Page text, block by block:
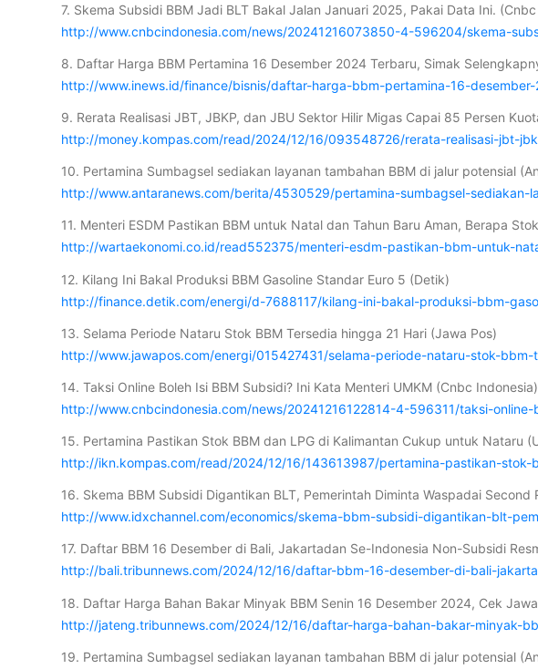
7. Skema Subsidi BBM Jadi BLT Bakal Jalan Januari 2025, Pakai Data Ini.
http://www.cnbcindonesia.com/news/20241216073850-4-596204/skema-
8. Daftar Harga BBM Pertamina 16 Desember 2024 Terbaru, Simak
http://www.inews.id/finance/bisnis/daftar-harga-bbm-pertamina-16-
9. Rerata Realisasi JBT, JBKP, dan JBU Sektor Hilir Migas Capai 85 Persen
http://money.kompas.com/read/2024/12/16/093548726/rerata-realisasi-jbt-
10. Pertamina Sumbagsel sediakan layanan tambahan BBM di jalur potensial
http://www.antaranews.com/berita/4530529/pertamina-sumbagsel-sediakan-
11. Menteri ESDM Pastikan BBM untuk Natal dan Tahun Baru Aman, Berapa
http://wartaekonomi.co.id/read552375/menteri-esdm-pastikan-bbm-untuk-
12. Kilang Ini Bakal Produksi BBM Gasoline Standar Euro 5 (Detik)
http://finance.detik.com/energi/d-7688117/kilang-ini-bakal-produksi-bbm-
13. Selama Periode Nataru Stok BBM Tersedia hingga 21 Hari (Jawa Pos)
http://www.jawapos.com/energi/015427431/selama-periode-nataru-stok-
14. Taksi Online Boleh Isi BBM Subsidi? Ini Kata Menteri UMKM (Cnbc Indonesia)
http://www.cnbcindonesia.com/news/20241216122814-4-596311/taksi-
15. Pertamina Pastikan Stok BBM dan LPG di Kalimantan Cukup untuk Nataru
http://ikn.kompas.com/read/2024/12/16/143613987/pertamina-pastikan-
16. Skema BBM Subsidi Digantikan BLT, Pemerintah Diminta Waspadai
http://www.idxchannel.com/economics/skema-bbm-subsidi-digantikan-blt-
17. Daftar BBM 16 Desember di Bali, Jakartadan Se-Indonesia Non-Subsidi
http://bali.tribunnews.com/2024/12/16/daftar-bbm-16-desember-di-bali-
18. Daftar Harga Bahan Bakar Minyak BBM Senin 16 Desember 2024, Cek
http://jateng.tribunnews.com/2024/12/16/daftar-harga-bahan-bakar-minyak-
19. Pertamina Sumbagsel sediakan layanan tambahan BBM di jalur potensial